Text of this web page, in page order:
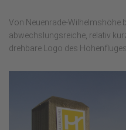
Von Neuenrade-Wilhelmshöhe
abwechslungsreiche, relativ
drehbare Logo des